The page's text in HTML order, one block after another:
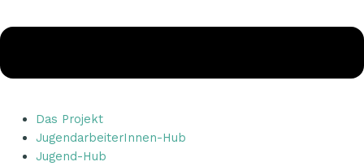
Das Projekt
JugendarbeiterInnen-Hub
Jugend-Hub